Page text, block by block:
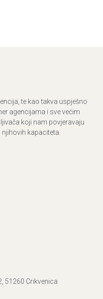
te kao takva uspješno
agencijama i sve većim
koji nam povjeravaju
kapaciteta.
51260 Crikvenica